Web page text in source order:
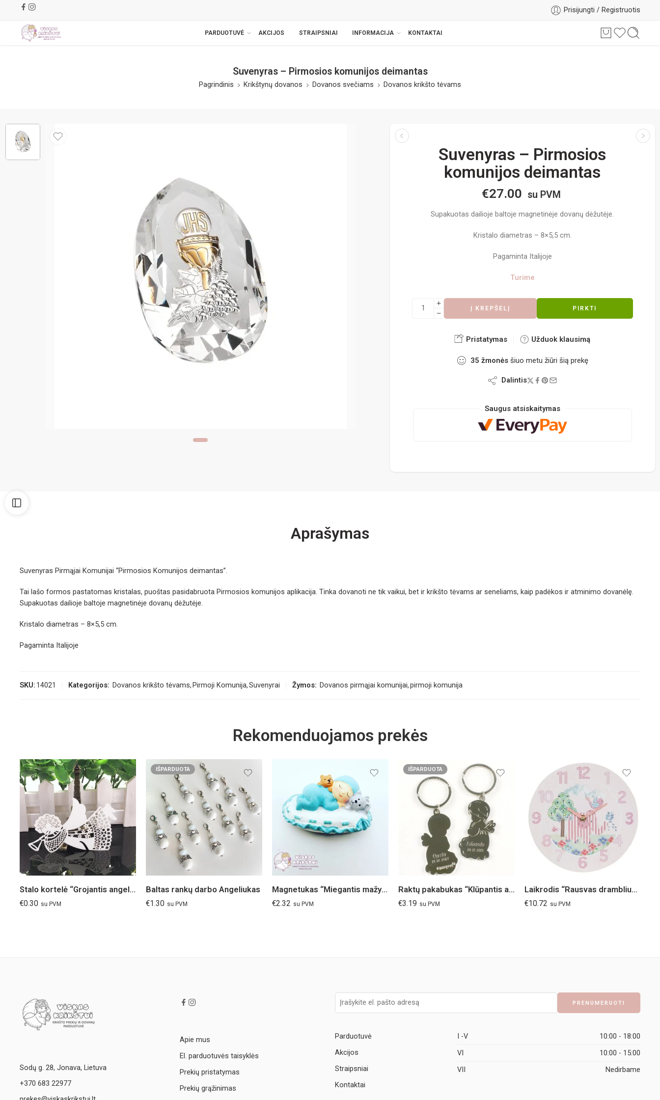
Prisijungti / Registruotis
PARDUOTUVĖ AKCIJOS STRAIPSNIAI INFORMACIJA KONTAKTAI
Suvenyras – Pirmosios komunijos deimantas
Pagrindinis Krikštynų dovanos Dovanos svečiams Dovanos krikšto tėvams
Suvenyras – Pirmosios
komunijos deimantas
€27.00 su PVM
Supakuotas dailioje baltoje magnetinėje dovanų dėžutėje.
Kristalo diametras – 8×5,5 cm.
Pagaminta Italijoje
Turime
Į KREPŠELĮ PIRKTI
Pristatymas Užduok klausimą
35 žmonėsšiuo metu žiūri šią prekę
Dalintis
Saugus atsiskaitymas
Aprašymas
Suvenyras Pirmąjai Komunijai “Pirmosios Komunijos deimantas”.
Tai lašo formos pastatomas kristalas, puoštas pasidabruota Pirmosios komunijos aplikacija. Tinka dovanoti ne tik vaikui, bet ir krikšto tėvams ar seneliams, kaip padėkos ir atminimo dovanėlę.
Supakuotas dailioje baltoje magnetinėje dovanų dėžutėje.
Kristalo diametras – 8×5,5 cm.
Pagaminta Italijoje
SKU: 14021 Kategorijos: Dovanos krikšto tėvams, Pirmoji Komunija,Suvenyrai Žymos: Dovanos pirmąjai komunijai,pirmoji komunija
Rekomenduojamos prekės
Stalo kortelė “Grojantis angelas”
€0.30 su PVM
IŠPARDUOTA
Baltas rankų darbo Angeliukas
€1.30 su PVM
Magnetukas “Miegantis mažylis”
€2.32 su PVM
IŠPARDUOTA
Raktų pakabukas “Klūpantis angelas”
€3.19 su PVM
Laikrodis “Rausvas drambliukas”
€10.72 su PVM
Sodų g. 28, Jonava, Lietuva
+370 683 22977
Apie mus
El. parduotuvės taisyklės
Prekių pristatymas
Prekių grąžinimas
Parduotuvė
Akcijos
Straipsniai
Kontaktai
I -V
10:00 - 18:00
VI
10:00 - 15:00
VII
Nedirbame